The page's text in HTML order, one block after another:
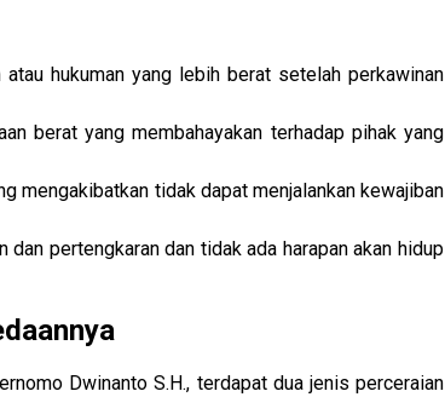
hukuman yang lebih berat setelah perkawinan
berat yang membahayakan terhadap pihak yang
mengakibatkan tidak dapat menjalankan kewajiban
pertengkaran dan tidak ada harapan akan hidup
Dwinanto S.H., terdapat dua jenis perceraian